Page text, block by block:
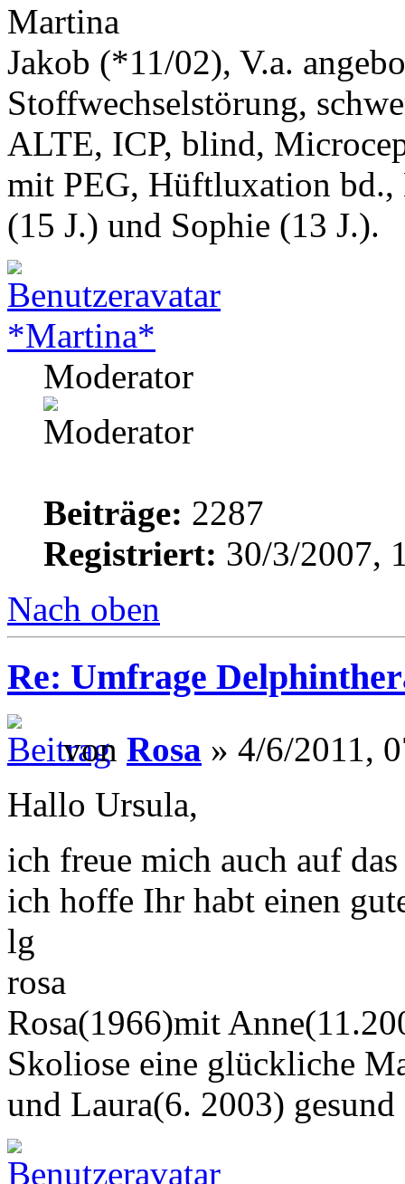
Martina
Jakob (*11/02), V.a.
Stoffwechselstörung,
ALTE, ICP, blind,
mit PEG, Hüftluxation bd.,
(15 J.) und Sophie (13 J.).
*Martina*
Moderator
Beiträge: 2287
Registriert: 30/3/2007,
Nach oben
Re: Umfrage
von Rosa » 4/6/2011,
Hallo Ursula,
ich freue mich auch auf
ich hoffe Ihr habt einen
lg
rosa
Rosa(1966)mit
Skoliose eine glückliche
und Laura(6. 2003) gesund